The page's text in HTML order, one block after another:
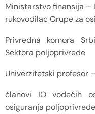
Ministarstvo finansija –
rukovodilac Grupe za
Privredna komora
Sektora poljoprivrede
Univerzitetski profesor
članovi IO vodećih
osiguranja